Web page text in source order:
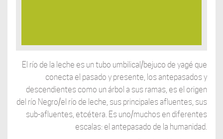
El río de la leche es un tubo umbilical/bejuco de yagé que
conecta el pasado y presente, los antepasados ​​y
descendientes como un árbol a sus ramas, es el origen
del río Negro/el río de leche, sus principales afluentes, sus
sub-afluentes, etcétera. Es uno/muchos en diferentes
escalas: el antepasado de la humanidad.